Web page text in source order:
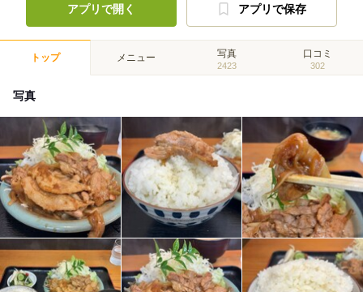
アプリで開く アプリで保存
トップ メニュー 写真
2423
口コミ
302
写真